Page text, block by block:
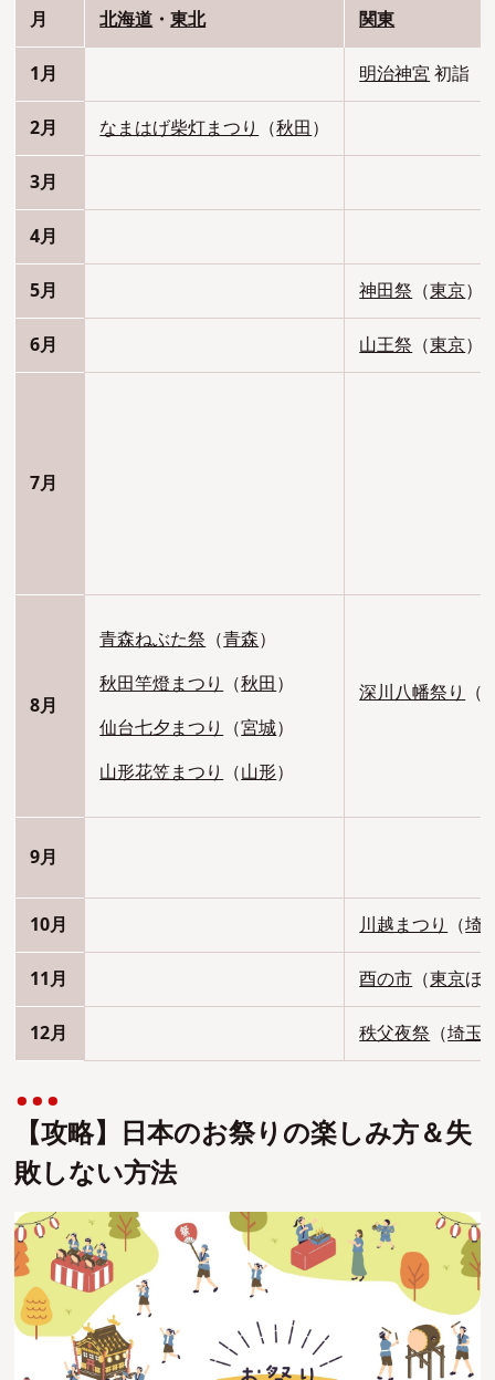
月 北海道・東北 関東
1月 明治神宮初詣（
2月 なまはげ柴灯まつり（秋田）
3月
4月
5月 神田祭（東京）
6月 山王祭（東京）
7月
8月
青森ねぶた祭（青森）
秋田竿燈まつり（秋田）
仙台七夕まつり（宮城）
山形花笠まつり（山形）
深川八幡祭り（
9月
10月 川越まつり（埼
11月 酉の市（東京ほ
12月 秩父夜祭（埼玉
【攻略】⽇本のお祭りの楽しみ⽅＆失
敗しない⽅法